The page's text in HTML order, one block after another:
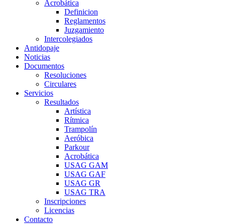
Acrobática
Definicion
Reglamentos
Juzgamiento
Intercolegiados
Antidopaje
Noticias
Documentos
Resoluciones
Circulares
Servicios
Resultados
Artística
Rítmica
Trampolín
Aeróbica
Parkour
Acrobática
USAG GAM
USAG GAF
USAG GR
USAG TRA
Inscripciones
Licencias
Contacto